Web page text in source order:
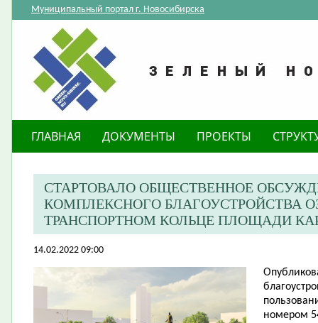
Муниципальный портал г. Новосибирска
ГЛАВНАЯ ДОКУМЕНТЫ ПРОЕКТЫ
СТАРТОВАЛО ОБЩЕСТВЕННОЕ
КОМПЛЕКСНОГО БЛАГОУСТРОЙСТВА
ТРАНСПОРТНОМ КОЛЬЦЕ ПЛОЩАДИ
14.02.2022 09:00
номером